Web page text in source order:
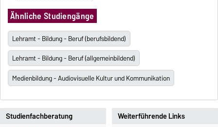
Ähnliche Studiengänge
Lehramt - Bildung - Beruf (berufsbildend)
Lehramt - Bildung - Beruf (allgemeinbildend)
Medienbildung - Audiovisuelle Kultur und Kommunikation
Weiterführende Links
Studienfachberatung